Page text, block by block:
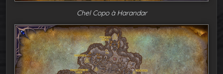
Chel Copo à Harandar